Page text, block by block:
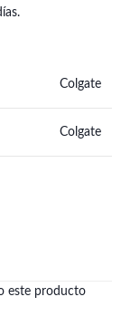
Colgate
Colgate
este producto